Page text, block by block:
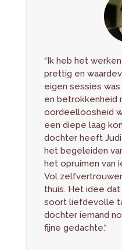
“Ik heb het
prettig en
eigen sessies
en betrokkenheid
oordeelloosheid
een diepe laag
dochter heeft
het begeleiden
het opruimen van
Vol
thuis. Het idee
soort liefdevolle
dochter iemand
fijne gedachte.“